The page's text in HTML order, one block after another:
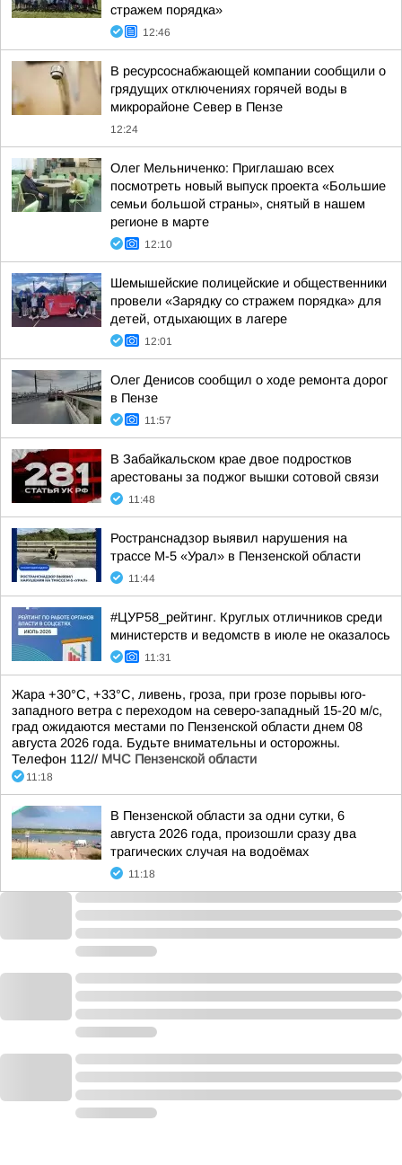
стражем порядка»
12:46
В ресурсоснабжающей компании сообщили о
грядущих отключениях горячей воды в
микрорайоне Север в Пензе
12:24
Олег Мельниченко: Приглашаю всех
посмотреть новый выпуск проекта «Большие
семьи большой страны», снятый в нашем
регионе в марте
12:10
Шемышейские полицейские и общественники
провели «Зарядку со стражем порядка» для
детей, отдыхающих в лагере
12:01
Олег Денисов сообщил о ходе ремонта дорог
в Пензе
11:57
В Забайкальском крае двое подростков
арестованы за поджог вышки сотовой связи
11:48
Ространснадзор выявил нарушения на
трассе М-5 «Урал» в Пензенской области
11:44
#ЦУР58_рейтинг. Круглых отличников среди
министерств и ведомств в июле не оказалось
11:31
Жара +30°С, +33°С, ливень, гроза, при грозе порывы юго-
западного ветра с переходом на северо-западный 15-20 м/с,
град ожидаются местами по Пензенской области днем 08
августа 2026 года. Будьте внимательны и осторожны.
Телефон 112// МЧС Пензенской области
11:18
В Пензенской области за одни сутки, 6
августа 2026 года, произошли сразу два
трагических случая на водоёмах
11:18